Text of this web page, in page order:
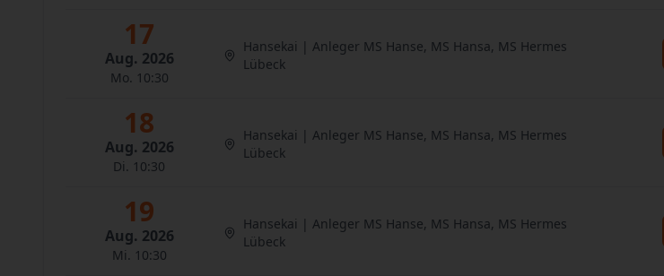
17
Aug. 2026
Mo. 10:30
Hansekai | Anleger MS Hanse, MS Hansa, MS Hermes
Lübeck
18
Aug. 2026
Di. 10:30
Hansekai | Anleger MS Hanse, MS Hansa, MS Hermes
Lübeck
19
Aug. 2026
Mi. 10:30
Hansekai | Anleger MS Hanse, MS Hansa, MS Hermes
Lübeck